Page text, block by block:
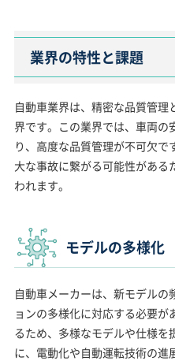
業界の特性と課題
自動車業界は、精密な品質管
界です。この業界では、車両の
り、高度な品質管理が不可欠
大な事故に繋がる可能性があ
われます。
モデルの多様化
自動車メーカーは、新モデル
ョンの多様化に対応する必要が
るため、多様なモデルや仕様
に、電動化や自動運転技術の